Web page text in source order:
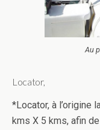
Au
Locator,
*Locator, à l’origine
kms X 5 kms, afin